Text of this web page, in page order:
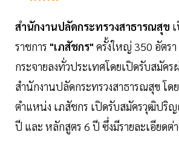
สำนักงานปลัดกระทรวงสาธารณสุข
ราชการ "เภสัชกร" ครั้งใหญ่ 350 อัตร
กระจายลงทั่วประเทศโดยเปิดรับสมัคร
สำนักงานปลัดกระทรวงสาธารณสุข โด
ตำแหน่ง เภสัชกร เปิดรับสมัครวุฒิปริ
ปี และ หลักสูตร 6 ปี ซึ่งมีรายละเอียดต่